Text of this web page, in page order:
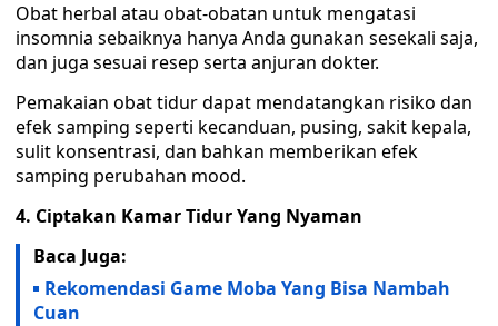
Obat herbal atau obat-obatan untuk mengatasi
insomnia sebaiknya hanya Anda gunakan sesekali saja,
dan juga sesuai resep serta anjuran dokter.
Pemakaian obat tidur dapat mendatangkan risiko dan
efek samping seperti kecanduan, pusing, sakit kepala,
sulit konsentrasi, dan bahkan memberikan efek
samping perubahan mood.
4. Ciptakan Kamar Tidur Yang Nyaman
Baca Juga:
Rekomendasi Game Moba Yang Bisa Nambah
Cuan